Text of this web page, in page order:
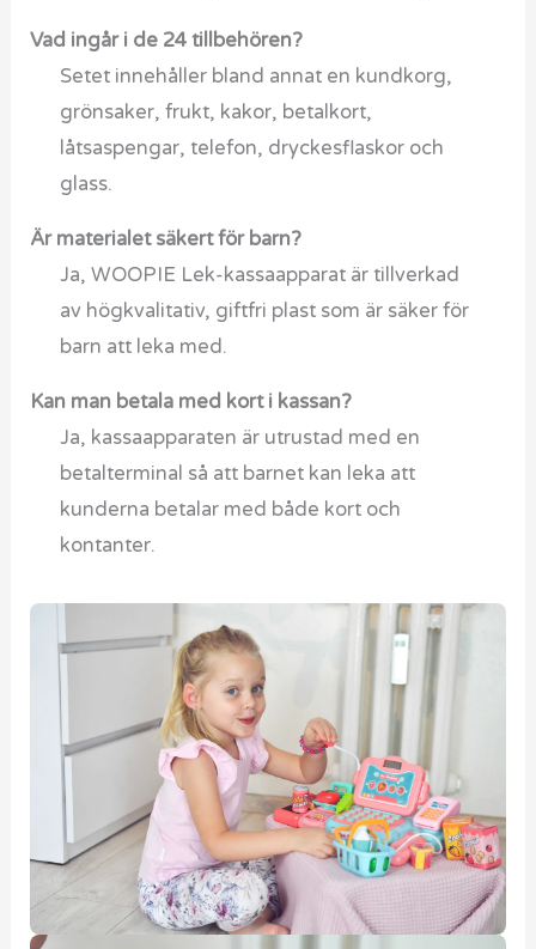
Vad ingår i de 24 tillbehören?
Setet innehåller bland annat en kundkorg,
grönsaker, frukt, kakor, betalkort,
låtsaspengar, telefon, dryckesflaskor och
glass.
Är materialet säkert för barn?
Ja, WOOPIE Lek-kassaapparat är tillverkad
av högkvalitativ, giftfri plast som är säker för
barn att leka med.
Kan man betala med kort i kassan?
Ja, kassaapparaten är utrustad med en
betalterminal så att barnet kan leka att
kunderna betalar med både kort och
kontanter.